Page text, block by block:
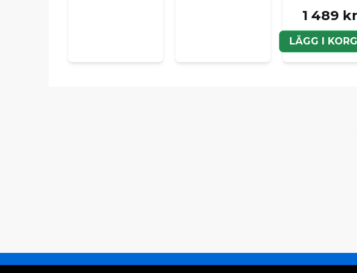
1 489 kr
LÄGG I